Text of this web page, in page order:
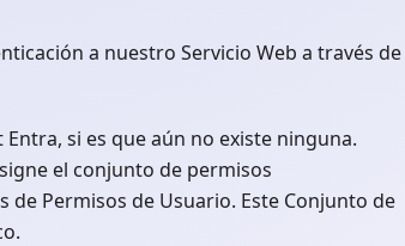
a nuestro Servicio Web a través de
si es que aún no existe ninguna.
el conjunto de permisos
de Permisos de Usuario. Este Conjunto de